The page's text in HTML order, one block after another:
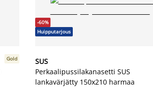
Gold
-60%
Huipputarjous
SUS
Perkaalipussilakanasetti SUS
lankavärjätty 150x210 harmaa